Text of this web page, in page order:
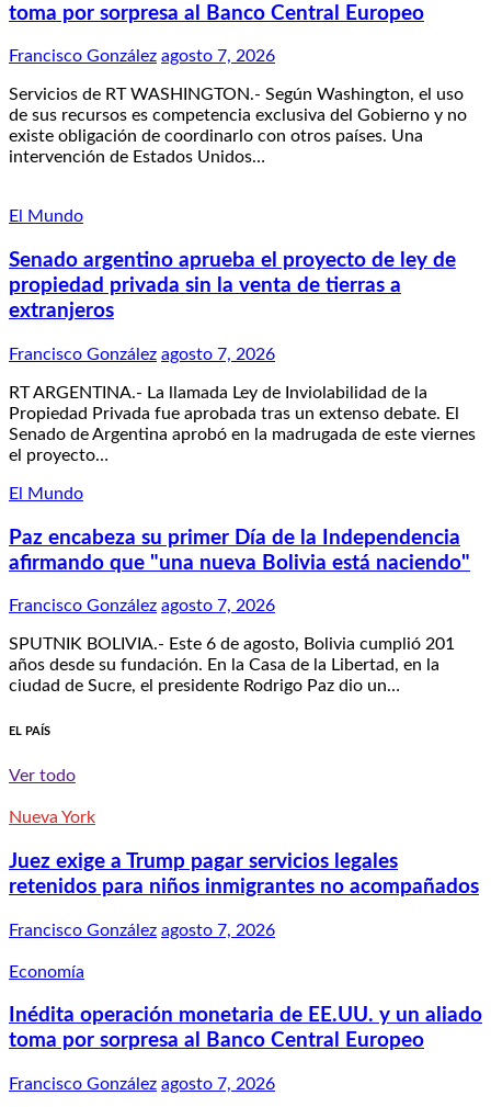
toma por sorpresa al Banco Central Europeo
Francisco González agosto 7, 2026
Servicios de RT WASHINGTON.- Según Washington, el uso
de sus recursos es competencia exclusiva del Gobierno y no
existe obligación de coordinarlo con otros países. Una
intervención de Estados Unidos…
El Mundo
Senado argentino aprueba el proyecto de ley de
propiedad privada sin la venta de tierras a
extranjeros
Francisco González agosto 7, 2026
RT ARGENTINA.- La llamada Ley de Inviolabilidad de la
Propiedad Privada fue aprobada tras un extenso debate. El
Senado de Argentina aprobó en la madrugada de este viernes
el proyecto…
El Mundo
Paz encabeza su primer Día de la Independencia
afirmando que "una nueva Bolivia está naciendo"
Francisco González agosto 7, 2026
SPUTNIK BOLIVIA.- Este 6 de agosto, Bolivia cumplió 201
años desde su fundación. En la Casa de la Libertad, en la
ciudad de Sucre, el presidente Rodrigo Paz dio un…
EL PAÍS
Ver todo
Nueva York
Juez exige a Trump pagar servicios legales
retenidos para niños inmigrantes no acompañados
Francisco González agosto 7, 2026
Economía
Inédita operación monetaria de EE.UU. y un aliado
toma por sorpresa al Banco Central Europeo
Francisco González agosto 7, 2026